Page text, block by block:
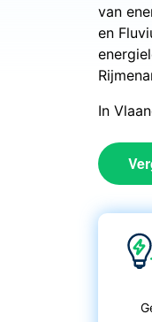
van
en
In